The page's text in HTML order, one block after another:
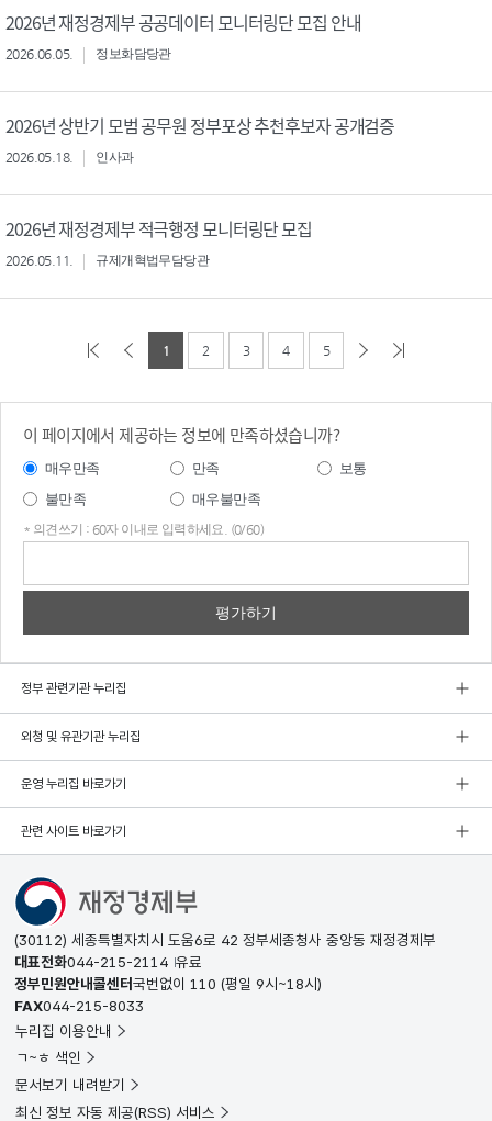
2026년 재정경제부 공공데이터 모니터링단 모집 안내
2026.06.05. 정보화담당관
2026년 상반기 모범 공무원 정부포상 추천후보자 공개검증
2026.05.18. 인사과
2026년 재정경제부 적극행정 모니터링단 모집
2026.05.11. 규제개혁법무담당관
1 2 3 4 5
이 페이지에서 제공하는 정보에 만족하셨습니까?
매우만족 만족
보통
불만족
매우불만족
* 의견쓰기 : 60자 이내로 입력하세요. (0/60)
정부 관련기관 누리집
외청 및 유관기관 누리집
운영 누리집 바로가기
관련 사이트 바로가기
(30112) 세종특별자치시 도움6로 42 정부세종청사 중앙동 재정경제부
대표전화044-215-2114 유료
정부민원안내콜센터국번없이 110 (평일 9시~18시)
FAX044-215-8033
누리집 이용안내
ㄱ~ㅎ 색인
문서보기 내려받기
최신 정보 자동 제공(RSS) 서비스